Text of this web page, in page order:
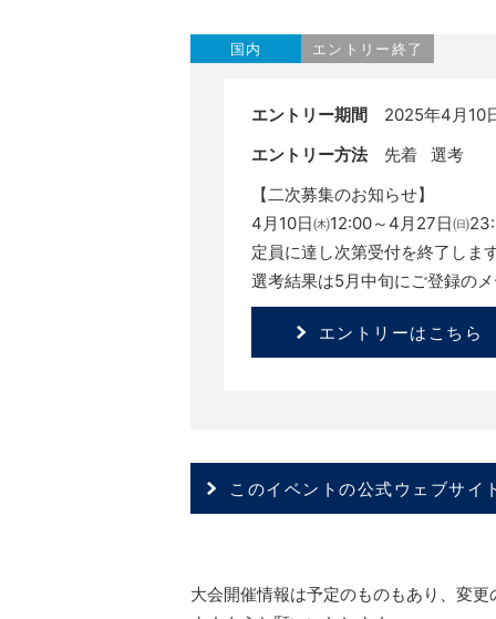
国内 エントリー終了
エントリー期間 2025年4月10
エントリー方法先着 選考
【二次募集のお知らせ】
4月10日㈭12:00～4月27日㈰
定員に達し次第受付を終了しま
選考結果は5月中旬にご登録の
エントリーはこちら
このイベントの公式ウェブサイ
大会開催情報は予定のものもあり、変